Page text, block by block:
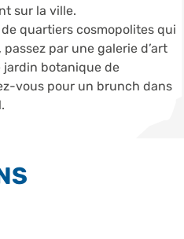
sur la ville.
quartiers cosmopolites qui
par une galerie d’art
jardin botanique de
vous pour un brunch dans